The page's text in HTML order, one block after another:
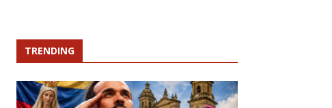
TRENDING